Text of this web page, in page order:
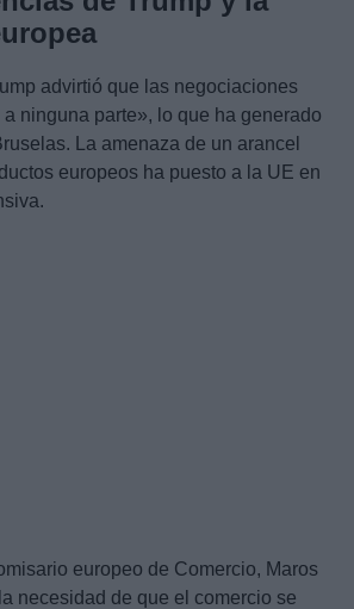
advirtió que las negociaciones
ninguna parte», lo que ha generado
La amenaza de un arancel
europeos ha puesto a la UE en
europeo de Comercio, Maros
necesidad de que el comercio se